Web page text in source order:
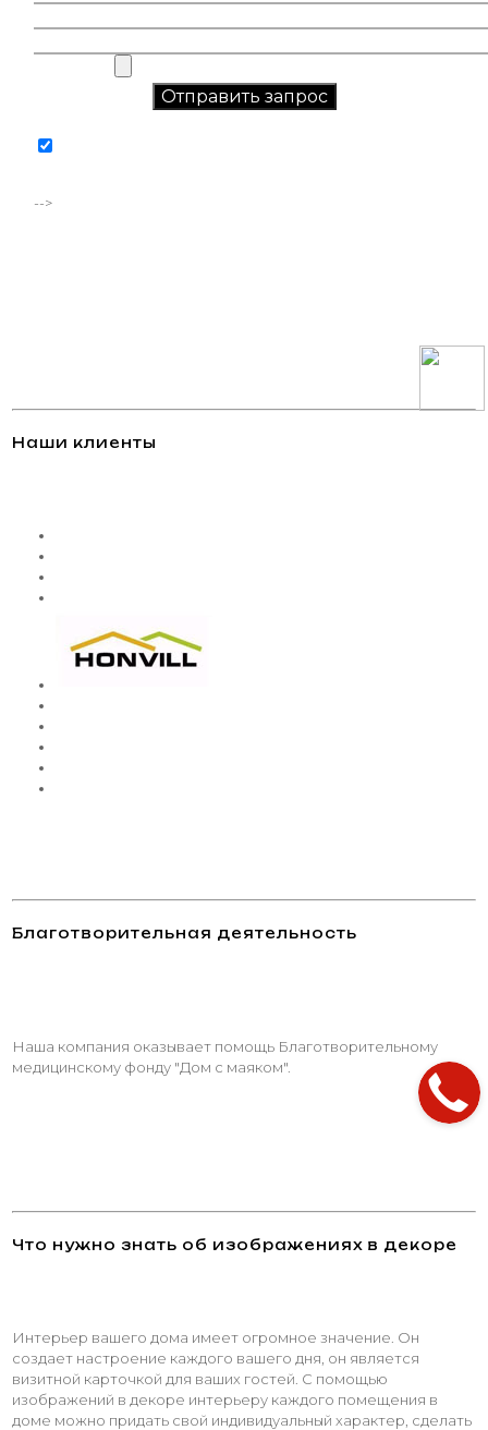
-->
Наши клиенты
Благотворительная деятельность
Наша компания оказывает помощь Благотворительному
медицинскому фонду "Дом с маяком".
Что нужно знать об изображениях в декоре
Интерьер вашего дома имеет огромное значение. Он
создает настроение каждого вашего дня, он является
визитной карточкой для ваших гостей. С помощью
изображений в декоре интерьеру каждого помещения в
доме можно придать свой индивидуальный характер, сделать